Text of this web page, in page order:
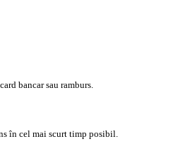
bancar sau ramburs.
în cel mai scurt timp posibil.